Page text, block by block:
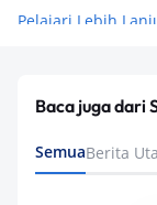
Pelajari Lebih
Baca juga dari
SemuaBerita